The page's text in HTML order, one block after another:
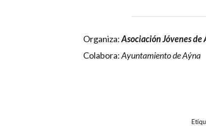
Organiza:Asociación Jóvenes de
Colabora:Ayuntamiento de Aýna